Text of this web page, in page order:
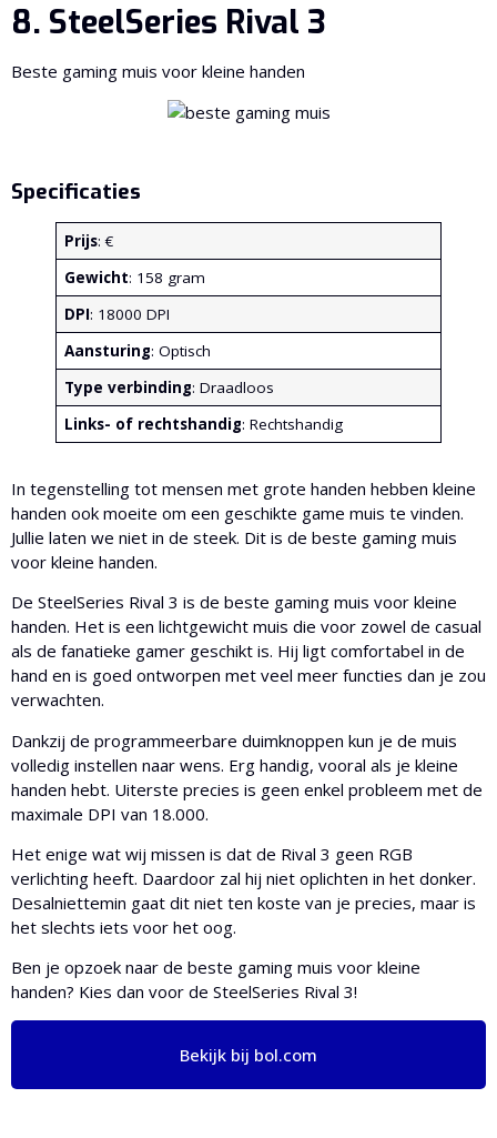
8. SteelSeries Rival 3
Beste gaming muis voor kleine handen
Specificaties
Prijs: €
Gewicht: 158 gram
DPI: 18000 DPI
Aansturing: Optisch
Type verbinding: Draadloos
Links- of rechtshandig: Rechtshandig
In tegenstelling tot mensen met grote handen hebben kleine
handen ook moeite om een geschikte game muis te vinden.
Jullie laten we niet in de steek. Dit is de beste gaming muis
voor kleine handen.
De SteelSeries Rival 3 is de beste gaming muis voor kleine
handen. Het is een lichtgewicht muis die voor zowel de casual
als de fanatieke gamer geschikt is. Hij ligt comfortabel in de
hand en is goed ontworpen met veel meer functies dan je zou
verwachten.
Dankzij de programmeerbare duimknoppen kun je de muis
volledig instellen naar wens. Erg handig, vooral als je kleine
handen hebt. Uiterste precies is geen enkel probleem met de
maximale DPI van 18.000.
Het enige wat wij missen is dat de Rival 3 geen RGB
verlichting heeft. Daardoor zal hij niet oplichten in het donker.
Desalniettemin gaat dit niet ten koste van je precies, maar is
het slechts iets voor het oog.
Ben je opzoek naar de beste gaming muis voor kleine
handen? Kies dan voor de SteelSeries Rival 3!
Bekijk bij bol.com